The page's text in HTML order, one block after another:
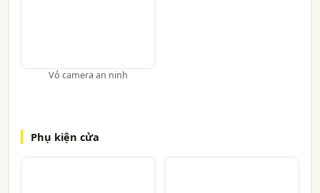
Vỏ camera an ninh
Phụ kiện cửa